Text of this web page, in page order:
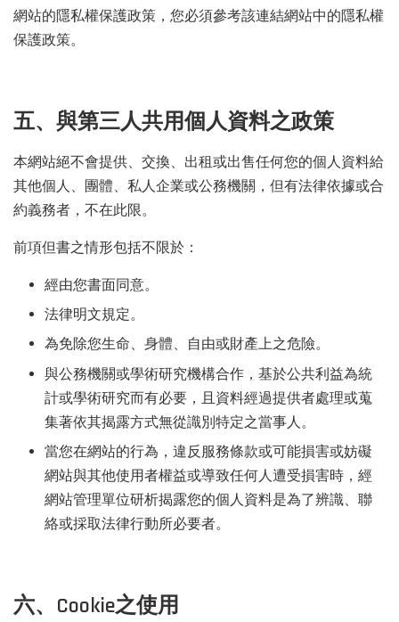
網站的隱私權保護政策，您必須參考該連結網站中的隱私權
保護政策。
五、與第三人共用個人資料之政策
本網站絕不會提供、交換、出租或出售任何您的個人資料給
其他個人、團體、私人企業或公務機關，但有法律依據或合
約義務者，不在此限。
前項但書之情形包括不限於：
經由您書面同意。
法律明文規定。
為免除您生命、身體、自由或財產上之危險。
與公務機關或學術研究機構合作，基於公共利益為統
計或學術研究而有必要，且資料經過提供者處理或蒐
集著依其揭露方式無從識別特定之當事人。
當您在網站的行為，違反服務條款或可能損害或妨礙
網站與其他使用者權益或導致任何人遭受損害時，經
網站管理單位研析揭露您的個人資料是為了辨識、聯
絡或採取法律行動所必要者。
六、Cookie之使用